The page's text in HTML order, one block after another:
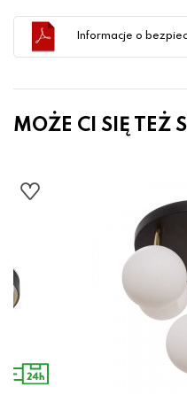
Informacje o
MOŻE CI SIĘ TEŻ